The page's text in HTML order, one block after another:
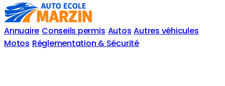
Annuaire Conseils permis Autos Autres véhicules
Motos Réglementation & Sécurité